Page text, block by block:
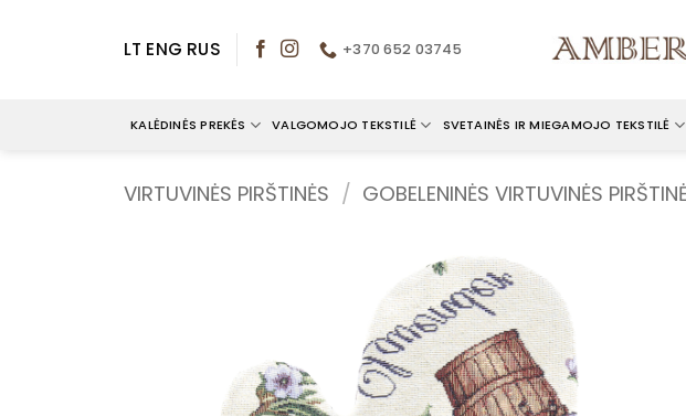
LT ENG RUS +370 652 03745
KALĖDINĖS PREKĖS VALGOMOJO TEKSTILĖ SVETAINĖS IR MIEGAMOJO TEKSTILĖ
VIRTUVINĖS PIRŠTINĖS / GOBELENINĖS VIRTUVINĖS